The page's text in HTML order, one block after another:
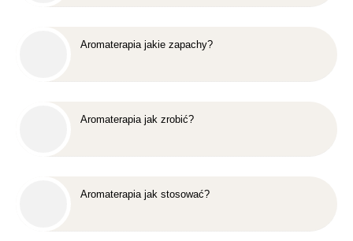
Aromaterapia jakie zapachy?
Aromaterapia jak zrobić?
Aromaterapia jak stosować?